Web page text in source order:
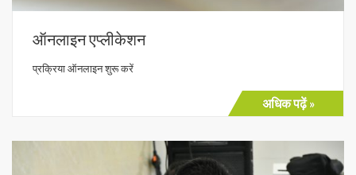
ऑनलाइन एप्लीकेशन
प्रक्रिया ऑनलाइन शुरू करें
अधिक पढ़ें »